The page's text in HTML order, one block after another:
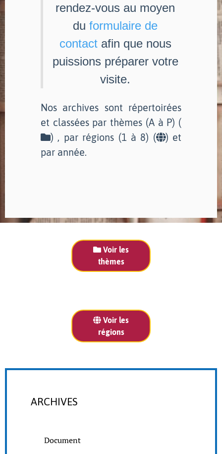
rendez-vous au moyen
du formulaire de
contactafin que nous
puissions préparer votre
visite.
Nos archives sont répertoirées
et classées par thèmes (A à P) (
) , par régions (1 à 8) (
) et
par année.
Voir les
thèmes
Voir les
régions
ARCHIVES
Document